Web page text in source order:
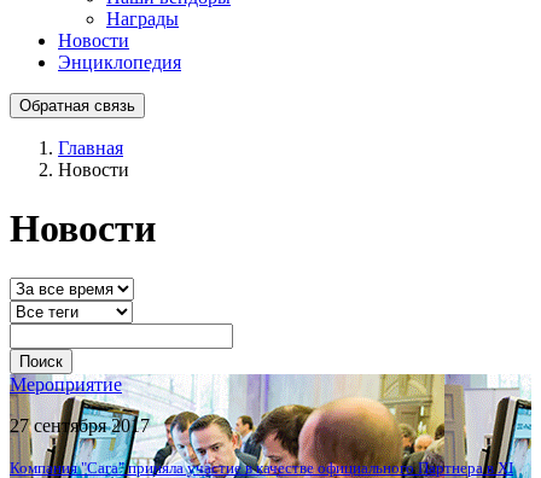
Награды
Новости
Энциклопедия
Обратная связь
Главная
Новости
Новости
Поиск
Мероприятие
27 сентября 2017
Компания "Сага" приняла участие в качестве официального Партнера в XI